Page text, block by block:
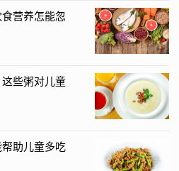
营养怎能忽
些粥对儿童
助儿童多吃